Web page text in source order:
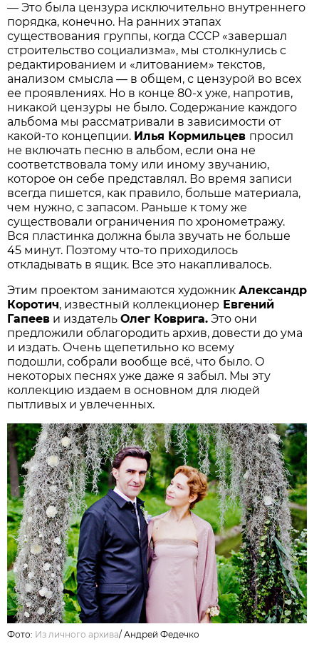
— Это была цензура исключительно внутреннего
порядка, конечно. На ранних этапах
существования группы, когда СССР «завершал
строительство социализма», мы столкнулись с
редактированием и «литованием» текстов,
анализом смысла — в общем, с цензурой во всех
ее проявлениях. Но в конце 80-х уже, напротив,
никакой цензуры не было. Содержание каждого
альбома мы рассматривали в зависимости от
какой-то концепции. Илья Кормильцев просил
не включать песню в альбом, если она не
соответствовала тому или иному звучанию,
которое он себе представлял. Во время записи
всегда пишется, как правило, больше материала,
чем нужно, с запасом. Раньше к тому же
существовали ограничения по хронометражу.
Вся пластинка должна была звучать не больше
45 минут. Поэтому что-то приходилось
откладывать в ящик. Все это накапливалось.
Этим проектом занимаются художникАлександр
Коротич, известный коллекционер Евгений
Гапеев и издательОлег Коврига. Это они
предложили облагородить архив, довести до ума
и издать. Очень щепетильно ко всему
подошли, собрали вообще всё, что было. О
некоторых песнях уже даже я забыл. Мы эту
коллекцию издаем в основном для людей
пытливых и увлеченных.
Фото: Из личного архива/Андрей Федечко